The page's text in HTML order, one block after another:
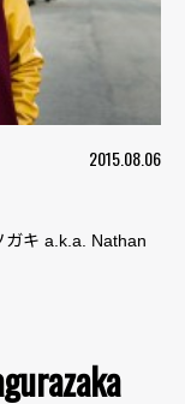
2015.08.06
ガキ a.k.a. Nathan